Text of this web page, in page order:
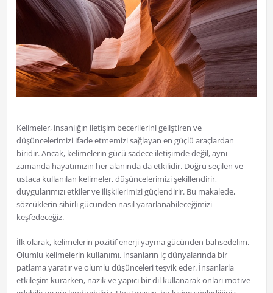
Kelimeler, insanlığın iletişim becerilerini geliştiren ve
düşüncelerimizi ifade etmemizi sağlayan en güçlü araçlardan
biridir. Ancak, kelimelerin gücü sadece iletişimde değil, aynı
zamanda hayatımızın her alanında da etkilidir. Doğru seçilen ve
ustaca kullanılan kelimeler, düşüncelerimizi şekillendirir,
duygularımızı etkiler ve ilişkilerimizi güçlendirir. Bu makalede,
sözcüklerin sihirli gücünden nasıl yararlanabileceğimizi
keşfedeceğiz.
İlk olarak, kelimelerin pozitif enerji yayma gücünden bahsedelim.
Olumlu kelimelerin kullanımı, insanların iç dünyalarında bir
patlama yaratır ve olumlu düşünceleri teşvik eder. İnsanlarla
etkileşim kurarken, nazik ve yapıcı bir dil kullanarak onları motive